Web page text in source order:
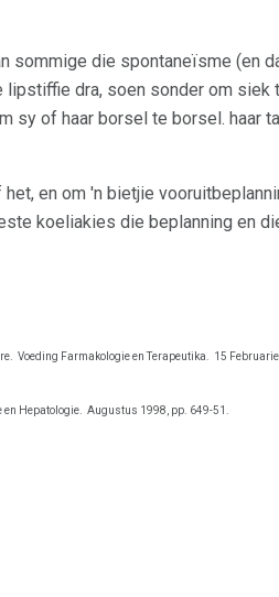
sommige die spontaneïsme (en
lipstiffie dra, soen sonder om siek
sy of haar borsel te borsel. haar
en om 'n bietjie
koeliakies die beplanning en
Voeding Farmakologie en Terapeutika. 15
Hepatologie. Augustus 1998, pp. 649-51.